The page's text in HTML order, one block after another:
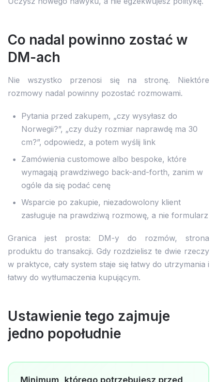
Co nadal powinno zostać w
DM-ach
Nie wszystko przenosi się na stronę. Niektóre
rozmowy nadal powinny pozostać rozmowami.
Pytania przed zakupem, „czy wysyłasz do
Norwegii?”, „czy duży rozmiar naprawdę ma 30
cm?”, odpowiedz, a potem wyślij link
Zamówienia customowe albo bespoke, które
wymagają prawdziwego back-and-forth, zanim w
ogóle da się podać cenę
Wsparcie po zakupie, niezadowolony klient
zasługuje na prawdziwą rozmowę, a nie formularz
Granica jest prosta: DM-y do rozmów, strona
produktu do transakcji. Gdy rozdzielisz te dwie rzeczy
w praktyce, cały system staje się łatwy do utrzymania i
łatwy do wytłumaczenia kupującym.
Ustawienie tego zajmuje
jedno popołudnie
Minimum, którego potrzebujesz przed